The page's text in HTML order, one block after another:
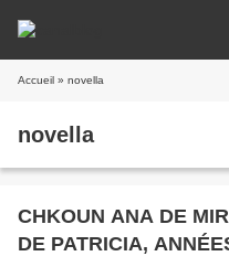
Accueil » novella
novella
CHKOUN ANA DE
DE PATRICIA,